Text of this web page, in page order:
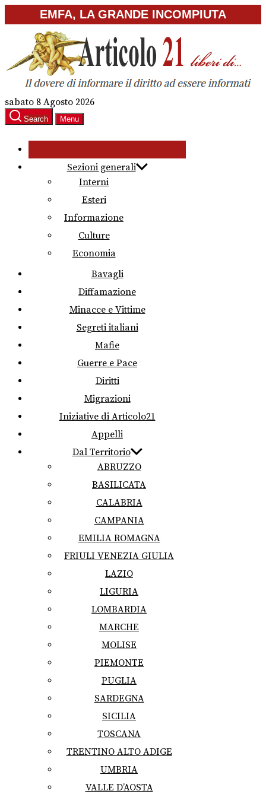
to
content
EMFA, LA GRANDE INCOMPIUTA
sabato 8 Agosto 2026
Search Menu
Sezioni generali
Interni
Esteri
Informazione
Culture
Economia
Bavagli
Diffamazione
Minacce e Vittime
Segreti italiani
Mafie
Guerre e Pace
Diritti
Migrazioni
Iniziative di Articolo21
Appelli
Dal Territorio
ABRUZZO
BASILICATA
CALABRIA
CAMPANIA
EMILIA ROMAGNA
FRIULI VENEZIA GIULIA
LAZIO
LIGURIA
LOMBARDIA
MARCHE
MOLISE
PIEMONTE
PUGLIA
SARDEGNA
SICILIA
TOSCANA
TRENTINO ALTO ADIGE
UMBRIA
VALLE D’AOSTA